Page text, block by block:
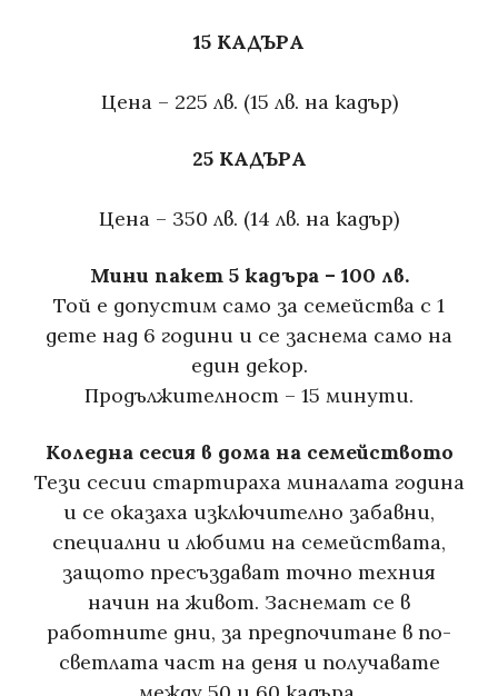
15 КАДЪРА
Цена – 225 лв. (15 лв. на кадър)
25 КАДЪРА
Цена – 350 лв. (14 лв. на кадър)
Мини пакет 5 кадъра – 100 лв.
Той е допустим само за семейства с 1
дете над 6 години и се заснема само на
един декор.
Продължителност – 15 минути.
Коледна сесия в дома на семейството
Тези сесии стартираха миналата година
и се оказаха изключително забавни,
специални и любими на семействата,
защото пресъздават точно техния
начин на живот. Заснемат се в
работните дни, за предпочитане в по-
светлата част на деня и получавате